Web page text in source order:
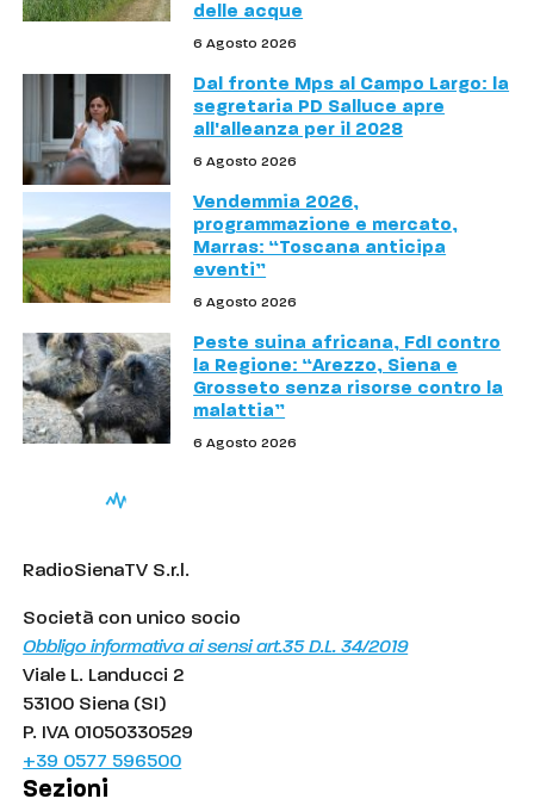
delle acque
6 Agosto 2026
Dal fronte Mps al Campo Largo: la
segretaria PD Salluce apre
all'alleanza per il 2028
6 Agosto 2026
Vendemmia 2026,
programmazione e mercato,
Marras: “Toscana anticipa
eventi”
6 Agosto 2026
Peste suina africana, FdI contro
la Regione: “Arezzo, Siena e
Grosseto senza risorse contro la
malattia”
6 Agosto 2026
RadioSienaTV S.r.l.
Società con unico socio
Obbligo informativa ai sensi art.35 D.L. 34/2019
Viale L. Landucci 2
53100 Siena (SI)
P. IVA 01050330529
+39 0577 596500
Sezioni